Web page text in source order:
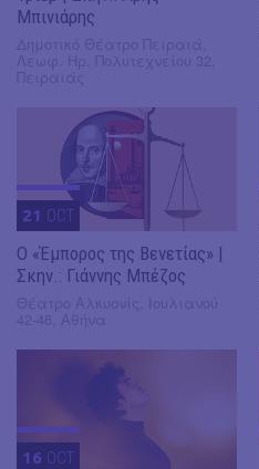
Μπινιάρης
21 OCT
Ο «Έμπορος της Βενετίας» |
Σκην.: Γιάννης Μπέζος
16 OCT